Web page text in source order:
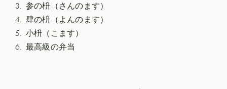
参の枡（さんのます）
肆の枡（よんのます）
小枡（こます）
最高級の弁当